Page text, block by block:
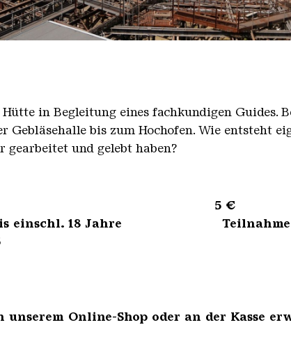
Hütte mit dem Gasometer im Hintergrund
Hütte | Karl Heinrich Veith
in Begleitung eines fachkundigen Guides.
Gebläsehalle bis zum Hochofen. Wie entsteht
gearbeitet und gelebt haben?
5 €
bis einschl. 18 Jahre Teilnahme
Online-Shop oder an der Kasse